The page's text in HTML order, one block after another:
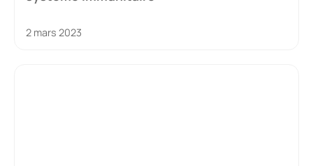
2 mars 2023